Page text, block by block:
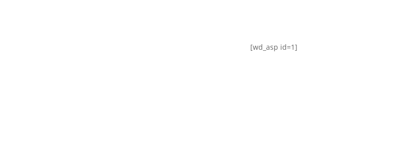
[wd_asp id=1]